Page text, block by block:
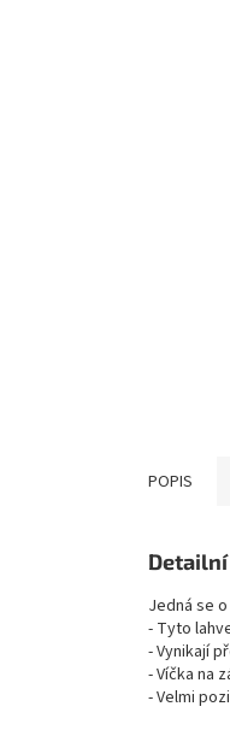
POPIS
Jedná se
- Tyto
- Vynikají
- Víčka na
- Velmi